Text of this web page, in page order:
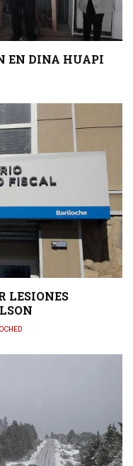
EN DINA HUAPI
LESIONES